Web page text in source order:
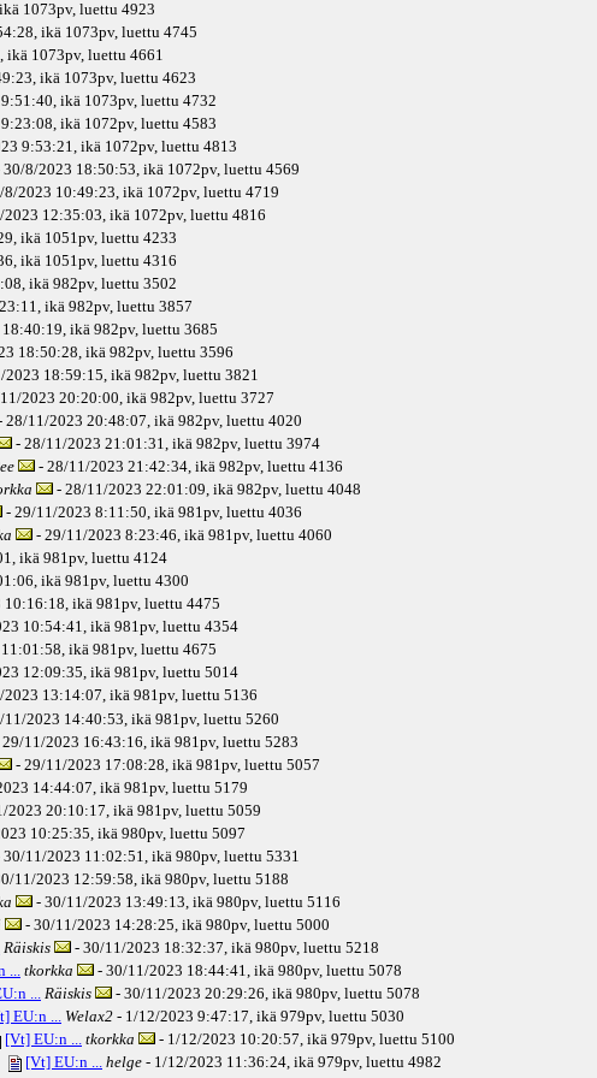
1073pv, luettu 4923
ikä 1073pv, luettu 4745
ikä 1073pv, luettu 4661
ikä 1073pv, luettu 4623
ikä 1073pv, luettu 4732
ikä 1072pv, luettu 4583
9:53:21, ikä 1072pv, luettu 4813
30/8/2023 18:50:53, ikä 1072pv, luettu 4569
8/2023 10:49:23, ikä 1072pv, luettu 4719
2023 12:35:03, ikä 1072pv, luettu 4816
ikä 1051pv, luettu 4233
ikä 1051pv, luettu 4316
ikä 982pv, luettu 3502
ikä 982pv, luettu 3857
ikä 982pv, luettu 3685
18:50:28, ikä 982pv, luettu 3596
2023 18:59:15, ikä982pv, luettu 3821
2023 20:20:00, ikä982pv, luettu 3727
28/11/2023 20:48:07, ikä982pv, luettu 4020
- 28/11/2023 21:01:31, ikä 982pv, luettu 3974
- 28/11/2023 21:42:34, ikä 982pv, luettu 4136
- 28/11/2023 22:01:09, ikä 982pv, luettu 4048
- 29/11/2023 8:11:50, ikä 981pv, luettu 4036
- 29/11/2023 8:23:46, ikä 981pv, luettu 4060
ikä981pv, luettu 4124
ikä981pv, luettu 4300
10:16:18, ikä 981pv, luettu 4475
10:54:41, ikä 981pv, luettu 4354
ikä 981pv, luettu 4675
12:09:35, ikä 981pv, luettu 5014
2023 13:14:07, ikä981pv, luettu 5136
11/2023 14:40:53, ikä 981pv, luettu 5260
29/11/2023 16:43:16, ikä 981pv, luettu 5283
- 29/11/2023 17:08:28, ikä 981pv, luettu 5057
14:44:07, ikä 981pv, luettu 5179
2023 20:10:17, ikä 981pv, luettu 5059
10:25:35, ikä 980pv, luettu 5097
30/11/2023 11:02:51, ikä 980pv, luettu 5331
11/2023 12:59:58, ikä 980pv, luettu 5188
- 30/11/2023 13:49:13, ikä 980pv, luettu 5116
- 30/11/2023 14:28:25, ikä 980pv, luettu 5000
Räiskis - 30/11/2023 18:32:37, ikä 980pv, luettu 5218
tkorkka - 30/11/2023 18:44:41, ikä 980pv, luettu 5078
...
Räiskis - 30/11/2023 20:29:26, ikä 980pv, luettu 5078
EU:n ...
Welax2 - 1/12/2023 9:47:17, ikä 979pv, luettu 5030
[Vt] EU:n ...
tkorkka - 1/12/2023 10:20:57, ikä 979pv, luettu 5100
[Vt] EU:n ...
helge - 1/12/2023 11:36:24, ikä 979pv, luettu 4982